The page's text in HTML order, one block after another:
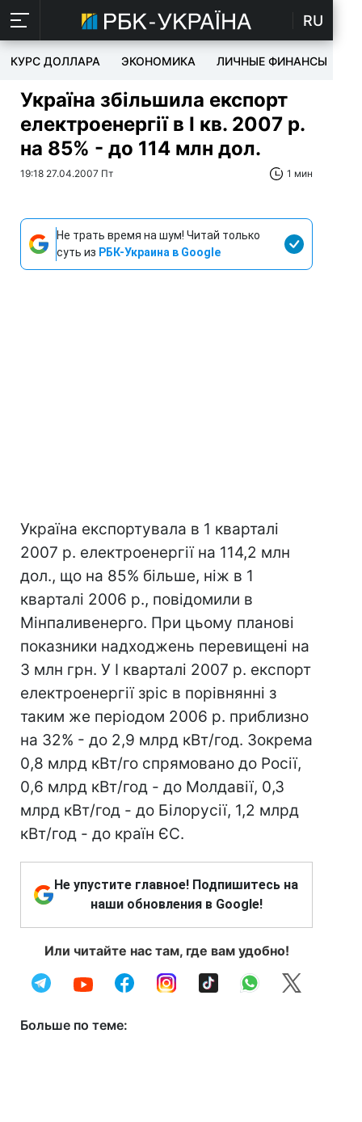
RU
КУРС ДОЛЛАРА ЭКОНОМИКА ЛИЧНЫЕ ФИНАНСЫ
Україна збільшила експорт
електроенергії в І кв. 2007 р.
на 85% - до 114 млн дол.
19:18 27.04.2007 Пт 1 мин
Не трать время на шум! Читай только
суть из РБК-Украина в Google
Україна експортувала в 1 кварталі
2007 р. електроенергії на 114,2 млн
дол., що на 85% більше, ніж в 1
кварталі 2006 р., повідомили в
Мінпаливенерго. При цьому планові
показники надходжень перевищені на
3 млн грн. У І кварталі 2007 р. експорт
електроенергії зріс в порівнянні з
таким же періодом 2006 р. приблизно
на 32% - до 2,9 млрд кВт/год. Зокрема
0,8 млрд кВт/го спрямовано до Росії,
0,6 млрд кВт/год - до Молдавії, 0,3
млрд кВт/год - до Білорусії, 1,2 млрд
кВт/год - до країн ЄС.
Не упустите главное! Подпишитесь на
наши обновления в Google!
Или читайте нас там, где вам удобно!
Больше по теме: